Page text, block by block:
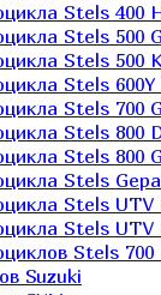
Stels 400
Stels 500
Stels 500 K
Stels 600Y
Stels 700
Stels 800
Stels 800
Stels
Stels UTV
Stels UTV
Stels 700
Suzuki